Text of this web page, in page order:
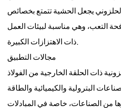
يجعل الحشية تتمتع بخصائص
التعب، وهي مناسبة لبيئات العمل
مجالات التطبيق
ذات الحلقة الخارجية من الفولاذ
البترولية والكيميائية والطاقة
من الصناعات، خاصة في المبادلات